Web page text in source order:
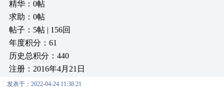
精华：0帖
求助：0帖
帖子：5帖 | 156回
年度积分：61
历史总积分：440
注册：2016年4月21日
发表于：2022-04-24 11:38:21